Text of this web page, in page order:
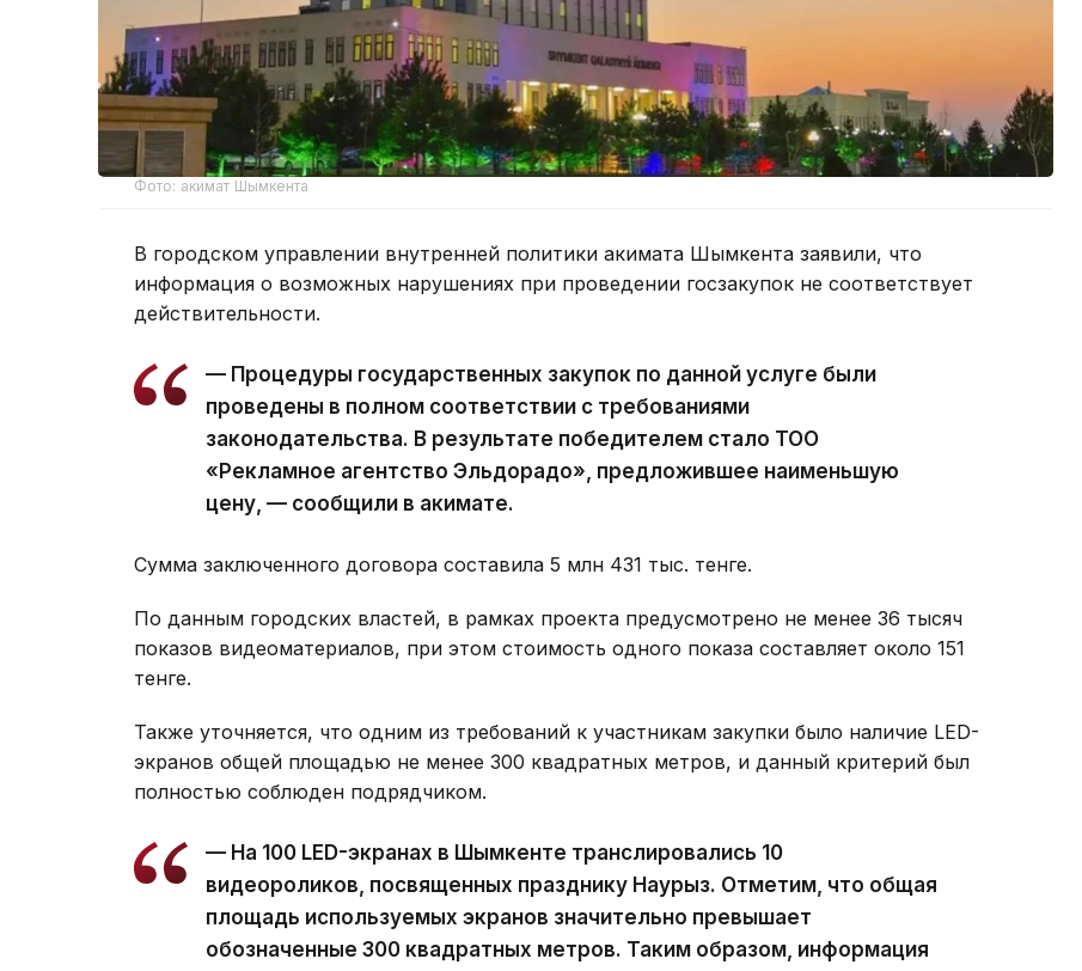
Фото: акимат Шымкента
В городском управлении внутренней политики акимата Шымкента заявили, что
информация о возможных нарушениях при проведении госзакупок не соответствует
действительности.
— Процедуры государственных закупок по данной услуге были
проведены в полном соответствии с требованиями
законодательства. В результате победителем стало ТОО
«Рекламное агентство Эльдорадо», предложившее наименьшую
цену, — сообщили в акимате.
Сумма заключенного договора составила 5 млн 431 тыс. тенге.
По данным городских властей, в рамках проекта предусмотрено не менее 36 тысяч
показов видеоматериалов, при этом стоимость одного показа составляет около 151
тенге.
Также уточняется, что одним из требований к участникам закупки было наличие LED-
экранов общей площадью не менее 300 квадратных метров, и данный критерий был
полностью соблюден подрядчиком.
— На 100 LED-экранах в Шымкенте транслировались 10
видеороликов, посвященных празднику Наурыз. Отметим, что общая
площадь используемых экранов значительно превышает
обозначенные 300 квадратных метров. Таким образом, информация